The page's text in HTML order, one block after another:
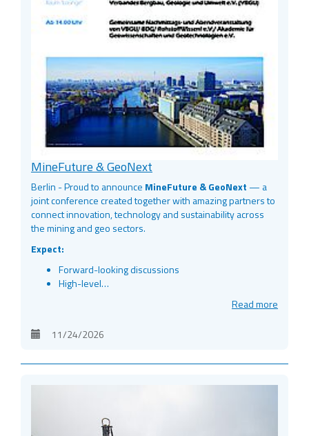
MineFuture & GeoNext
Berlin - Proud to announce MineFuture & GeoNext — a
joint conference created together with amazing partners to
connect innovation, technology and sustainability across
the mining and geo sectors.
Expect:
Forward-looking discussions
High-level…
Read more
11/24/2026